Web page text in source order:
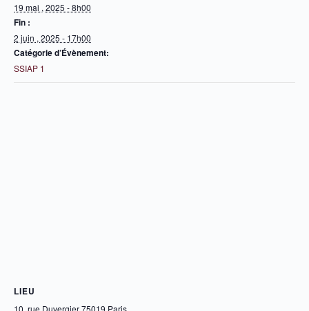
19 mai , 2025 - 8h00
Fin :
2 juin , 2025 - 17h00
Catégorie d’Évènement:
SSIAP 1
LIEU
10, rue Duvergier 75019 Paris